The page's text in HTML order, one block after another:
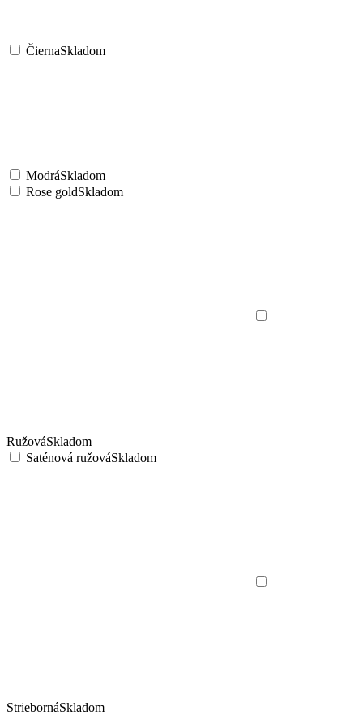
ČiernaSkladom
ModráSkladom
Rose goldSkladom
RužováSkladom
Saténová ružováSkladom
StriebornáSkladom